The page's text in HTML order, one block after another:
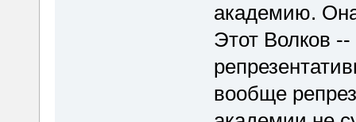
академию.
Этот Волков
вообще